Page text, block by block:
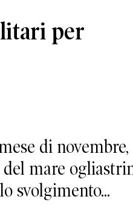
per
di
mare
svolgimento...